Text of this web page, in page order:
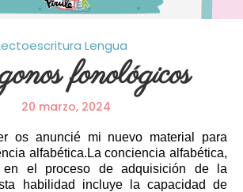
Lengua
fonológicos
20 marzo, 2024
os anuncié mi nuevo material para
alfabética.La conciencia alfabética,
en el proceso de adquisición de la
habilidad incluye la capacidad de